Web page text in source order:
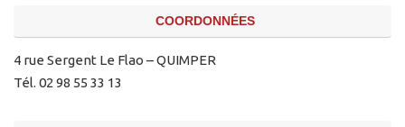
COORDONNÉES
4 rue Sergent Le Flao – QUIMPER
Tél. 02 98 55 33 13